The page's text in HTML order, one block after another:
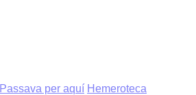
Passava per aquí Hemeroteca